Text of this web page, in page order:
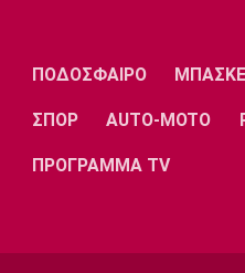
διαγωνισμό για την
του ΣΕΦ!
Ποδόσφαιρο - Διεθνή
ΠΟΔΟΣΦΑΙΡΟ
ΣΠΟΡ AUTO-MOTO
ΠΡΟΓΡΑΜΜΑ TV